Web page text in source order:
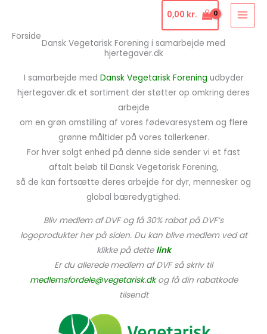
indholdet
0,00 kr.
Forside
Dansk Vegetarisk Forening i samarbejde med
hjertegaver.dk
I samarbejde med Dansk Vegetarisk Forening udbyder
hjertegaver.dk et sortiment der støtter op omkring deres
arbejde
om en grøn omstilling af vores fødevaresystem og flere
grønne måltider på vores tallerkener.
For hver solgt enhed på denne side sender vi et fast
aftalt beløb til Dansk Vegetarisk Forening,
så de kan fortsætte deres arbejde for dyr, mennesker og
global bæredygtighed.
Bliv medlem af DVF og få 30% rabat på DVF’s
logoprodukter her på siden. Du kan blive medlem ved at
klikke på dette link
Er du allerede medlem af DVF så skriv til
medlemsfordele@vegetarisk.dkog få din rabatkode
tilsendt